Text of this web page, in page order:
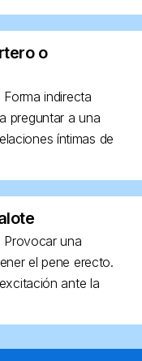
o
Forma indirecta
preguntar a una
íntimas de
Provocar una
el pene erecto.
ante la